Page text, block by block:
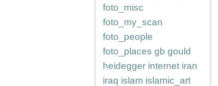
foto_misc
foto_my_scan
foto_people
foto_places gb gould
heidegger internet iran
iraq islam islamic_art